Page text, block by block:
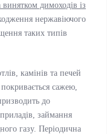
винятком димоходів із
нержавіючого
таких типів
камінів та печей
сажею,
до
займання
газу. Періодична